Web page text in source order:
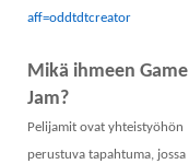
aff=oddtdtcreator
Mikä ihmeen Game
Jam?
Pelijamit ovat yhteistyöhön
perustuva tapahtuma, jossa